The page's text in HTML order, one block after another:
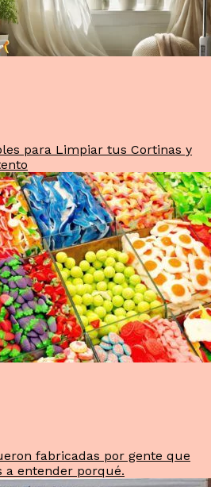
para Limpiar tus Cortinas y
fabricadas por gente que
a entender porqué.